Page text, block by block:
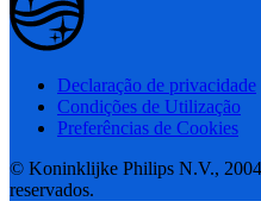
Declaração de privacidade
Condições de Utilização
Preferências de Cookies
© Koninklijke Philips N.V.,
reservados.